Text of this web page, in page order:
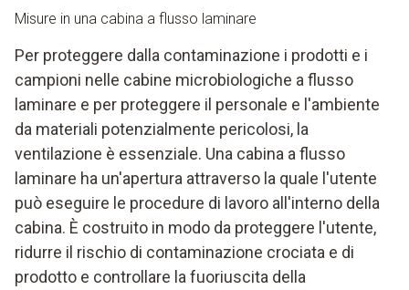
Misure in una cabina a flusso laminare
Per proteggere dalla contaminazione i prodotti e i
campioni nelle cabine microbiologiche a flusso
laminare e per proteggere il personale e l'ambiente
da materiali potenzialmente pericolosi, la
ventilazione è essenziale. Una cabina a flusso
laminare ha un'apertura attraverso la quale l'utente
può eseguire le procedure di lavoro all'interno della
cabina. È costruito in modo da proteggere l'utente,
ridurre il rischio di contaminazione crociata e di
prodotto e controllare la fuoriuscita della